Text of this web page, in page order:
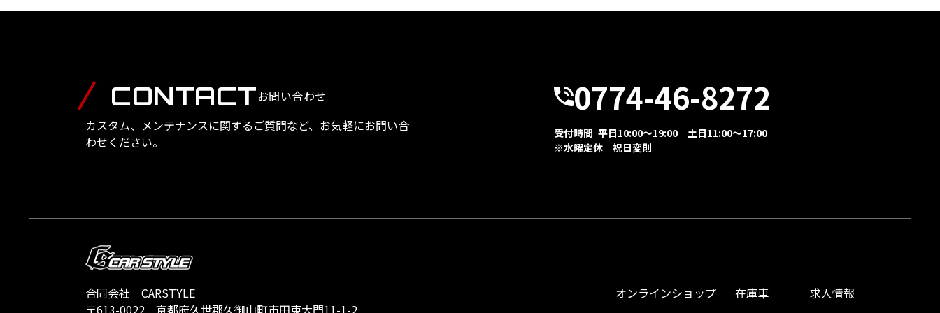
CONTACTお問い合わせ
カスタム、メンテナンスに関するご質問など、お気軽にお問い合
わせください。
0774-46-8272
受付時間 平日10:00～19:00 土日11:00～17:00
※水曜定休 祝日変則
合同会社 CARSTYLE
オンラインショップ 在庫車 求人情報